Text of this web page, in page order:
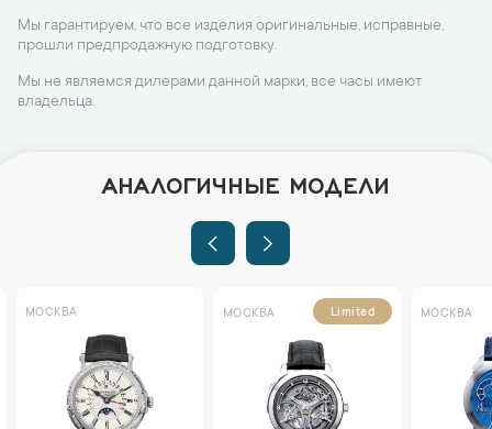
Мы гарантируем, что все изделия оригинальные, исправные,
прошли предпродажную подготовку.
Мы не являемся дилерами данной марки, все часы имеют
владельца.
АНАЛОГИЧНЫЕ МОДЕЛИ
МОСКВА МОСКВА Limited МОСКВА